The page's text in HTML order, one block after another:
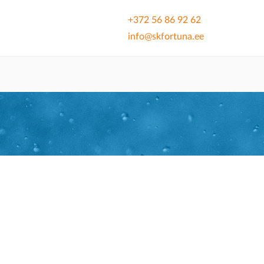
+372 56 86 92 62
info@skfortuna.ee